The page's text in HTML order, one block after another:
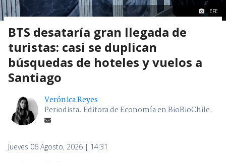
EFE
BTS desataría gran llegada de
turistas: casi se duplican
búsquedas de hoteles y vuelos a
Santiago
Verónica Reyes
Periodista. Editora de Economía en BioBioChile.
Jueves 06 Agosto, 2026 | 14:31